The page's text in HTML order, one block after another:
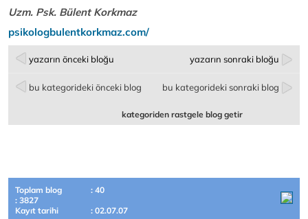
Uzm. Psk. Bülent Korkmaz
psikologbulentkorkmaz.com/
yazarın önceki bloğu yazarın sonraki bloğu
bu kategorideki önceki blog bu kategorideki sonraki blog
kategoriden rastgele blog getir
Toplam blog
: 40
: 3827
Kayıt tarihi
: 02.07.07